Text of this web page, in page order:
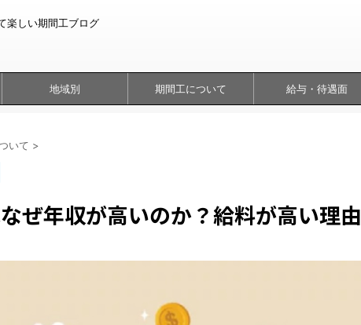
楽しい期間工ブログ
地域別 期間工について 給与・待遇面
いて >
ぜ年収が高いのか？給料が高い理由